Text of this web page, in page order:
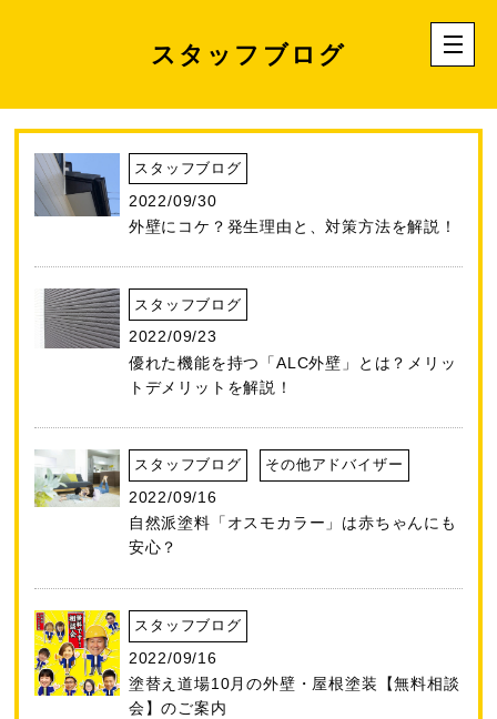
スタッフブログ
スタッフブログ
2022/09/30
外壁にコケ？発生理由と、対策方法を解説！
スタッフブログ
2022/09/23
優れた機能を持つ「ALC外壁」とは？メリッ
トデメリットを解説！
スタッフブログ その他アドバイザー
2022/09/16
自然派塗料「オスモカラー」は赤ちゃんにも
安心？
スタッフブログ
2022/09/16
塗替え道場10月の外壁・屋根塗装【無料相談
会】のご案内